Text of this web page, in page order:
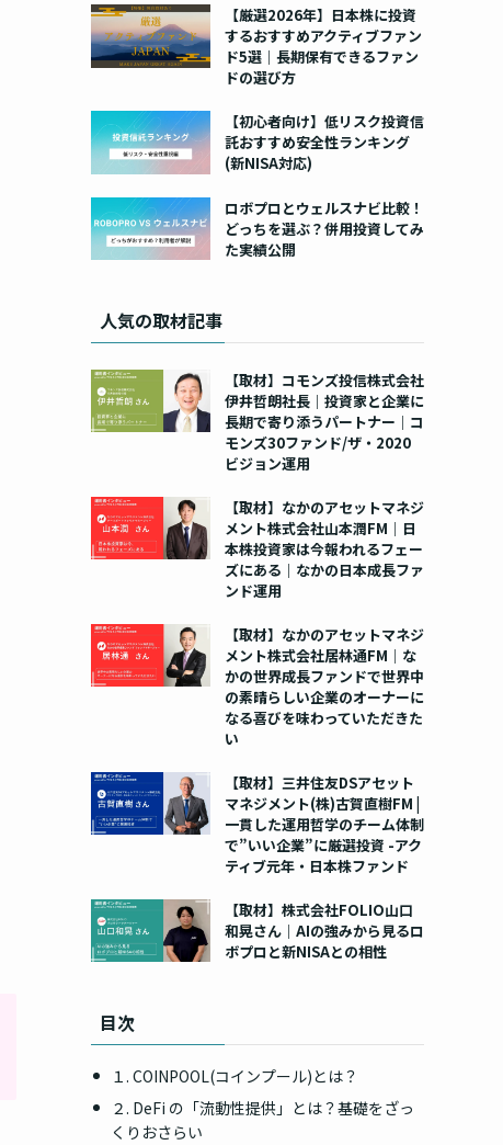
【厳選2026年】日本株に投資
するおすすめアクティブファン
ド5選｜長期保有できるファン
ドの選び方
【初心者向け】低リスク投資信
託おすすめ安全性ランキング
(新NISA対応)
ロボプロとウェルスナビ比較！
どっちを選ぶ？併用投資してみ
た実績公開
人気の取材記事
【取材】コモンズ投信株式会社
伊井哲朗社長｜投資家と企業に
長期で寄り添うパートナー｜コ
モンズ30ファンド/ザ・2020
ビジョン運用
【取材】なかのアセットマネジ
メント株式会社山本潤FM｜日
本株投資家は今報われるフェー
ズにある｜なかの日本成長ファ
ンド運用
【取材】なかのアセットマネジ
メント株式会社居林通FM｜な
かの世界成長ファンドで世界中
の素晴らしい企業のオーナーに
なる喜びを味わっていただきた
い
【取材】三井住友DSアセット
マネジメント(株)古賀直樹FM |
一貫した運用哲学のチーム体制
で”いい企業”に厳選投資 -アク
ティブ元年・日本株ファンド
【取材】株式会社FOLIO山口
和晃さん｜AIの強みから見るロ
ボプロと新NISAとの相性
目次
１. COINPOOL(コインプール)とは？
２. DeFi の「流動性提供」とは？基礎をざっ
くりおさらい